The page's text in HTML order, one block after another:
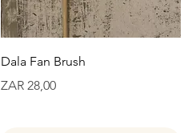
Snel overzicht
Dala Fan Brush
Prijs
ZAR 28,00